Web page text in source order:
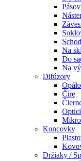
Na
Do
Na
Difúzory
Číre
Koncovky
Držiaky /